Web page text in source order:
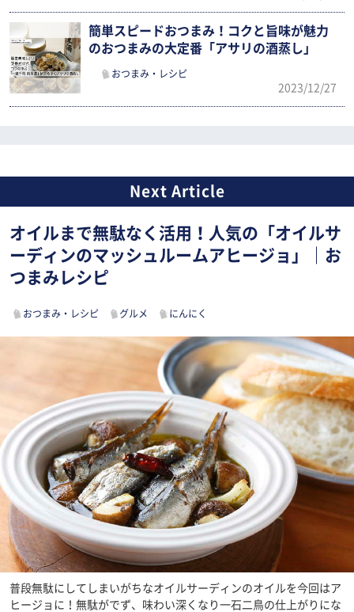
簡単スピードおつまみ！コクと旨味が魅力
のおつまみの大定番「アサリの酒蒸し」
おつまみ・レシピ
2023/12/27
オイルまで無駄なく活用！人気の「オイルサ
ーディンのマッシュルームアヒージョ」｜お
つまみレシピ
おつまみ・レシピ グルメ にんにく
普段無駄にしてしまいがちなオイルサーディンのオイルを今回はア
ヒージョに！無駄がでず、味わい深くなり一石二鳥の仕上がりにな